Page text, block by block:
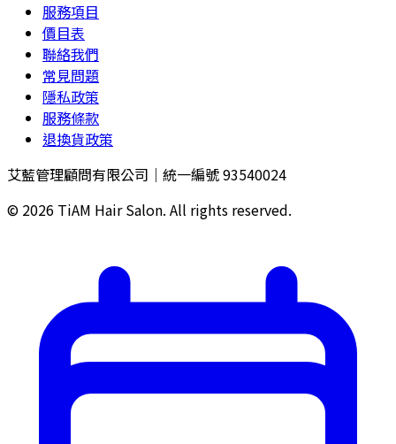
服務項目
價目表
聯絡我們
常見問題
隱私政策
服務條款
退換貨政策
艾藍管理顧問有限公司｜統一編號 93540024
© 2026 TiAM Hair Salon. All rights reserved.